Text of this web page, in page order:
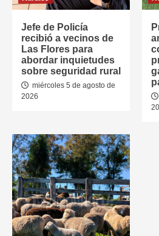
Jefe de Policía
recibió a vecinos de
Las Flores para
abordar inquietudes
sobre seguridad rural
miércoles 5 de agosto de
2026